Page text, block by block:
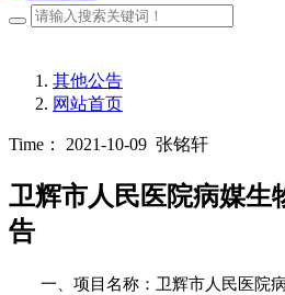
其他公告
网站首页
Time： 2021-10-09 张铭轩
卫辉市人民医院病媒生
告
一、项目名称：卫辉市人民医院